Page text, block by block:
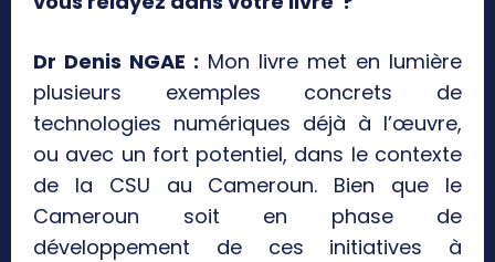
Dr Denis NGAE : Mon livre met en lumière
plusieurs exemples concrets de
technologies numériques déjà à l’œuvre,
ou avec un fort potentiel, dans le contexte
de la CSU au Cameroun. Bien que le
Cameroun soit en phase de
développement de ces initiatives à